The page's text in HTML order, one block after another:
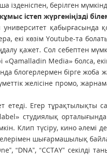
берілген
істеп жүргеніңізді
қабырғасында
екі көзім Youtube-та
қажет. Сол себептен
«Qamalladin Media» болса,
блогерлермен бірге жоба
желісіне промо,
етеді. Егер тұрақтылықты
студиялық
Клип түсіру, кино
шығармашылық
“DNA”, “CCTAY” секілді